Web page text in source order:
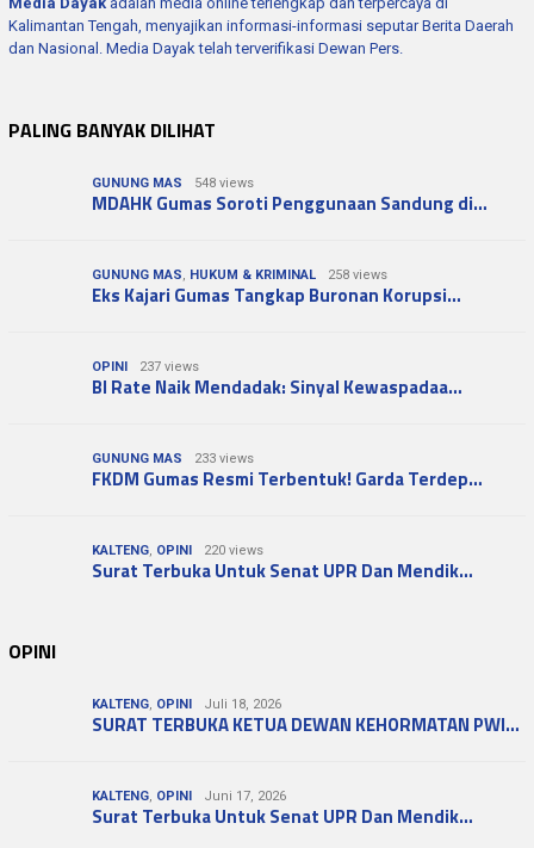
Kalimantan Tengah, menyajikan informasi-informasi seputar Berita Daerah
dan Nasional. Media Dayak telah terverifikasi Dewan Pers.
PALING BANYAK DILIHAT
GUNUNG MAS 548 views
MDAHK Gumas Soroti Penggunaan Sandung di…
GUNUNG MAS, HUKUM & KRIMINAL 258 views
Eks Kajari Gumas Tangkap Buronan Korupsi…
OPINI 237 views
BI Rate Naik Mendadak: Sinyal Kewaspadaa…
GUNUNG MAS 233 views
FKDM Gumas Resmi Terbentuk! Garda Terdep…
KALTENG, OPINI 220 views
Surat Terbuka Untuk Senat UPR Dan Mendik…
OPINI
KALTENG, OPINI Juli 18, 2026
SURAT TERBUKA KETUA DEWAN KEHORMATAN PWI…
KALTENG, OPINI Juni 17, 2026
Surat Terbuka Untuk Senat UPR Dan Mendik…